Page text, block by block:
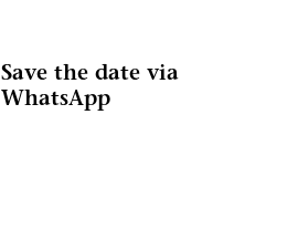
Save the date via
WhatsApp